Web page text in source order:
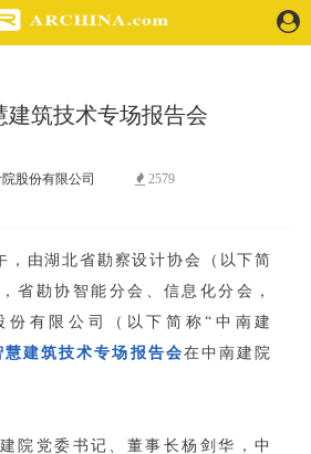
筑技术专场报告会
股份有限公司 2579
，由湖北省勘察设计协会（以下简
省勘协智能分会、信息化分会，
份有限公司（以下简称“中南建
慧建筑技术专场报告会在中南建院
院党委书记、董事长杨剑华，中